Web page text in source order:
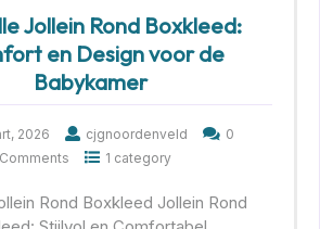
Jollein Rond Boxkleed:
en Design voor de
Babykamer
2026 cjgnoordenveld
0
Comments
1 category
Rond Boxkleed Jollein Rond